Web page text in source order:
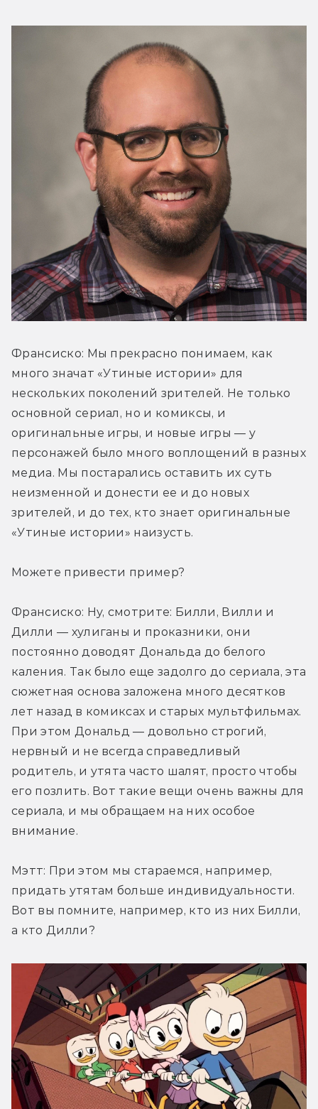
Франсиско: Мы прекрасно понимаем, как
много значат «Утиные истории» для
нескольких поколений зрителей. Не только
основной сериал, но и комиксы, и
оригинальные игры, и новые игры — у
персонажей было много воплощений в разных
медиа. Мы постарались оставить их суть
неизменной и донести ее и до новых
зрителей, и до тех, кто знает оригинальные
«Утиные истории» наизусть.
Можете привести пример?
Франсиско: Ну, смотрите: Билли, Вилли и
Дилли — хулиганы и проказники, они
постоянно доводят Дональда до белого
каления. Так было еще задолго до сериала, эта
сюжетная основа заложена много десятков
лет назад в комиксах и старых мультфильмах.
При этом Дональд — довольно строгий,
нервный и не всегда справедливый
родитель, и утята часто шалят, просто чтобы
его позлить. Вот такие вещи очень важны для
сериала, и мы обращаем на них особое
внимание.
Мэтт: При этом мы стараемся, например,
придать утятам больше индивидуальности.
Вот вы помните, например, кто из них Билли,
а кто Дилли?